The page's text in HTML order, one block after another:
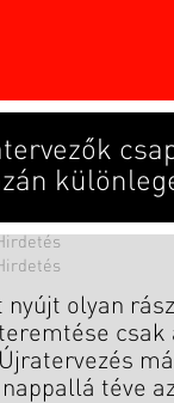
nyújt olyan
csak
téve